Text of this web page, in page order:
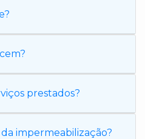
prestados?
impermeabilização?